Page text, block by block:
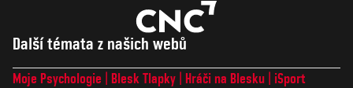
Další témata z našich webů
Moje Psychologie Blesk Tlapky Hráči na Blesku
iSport